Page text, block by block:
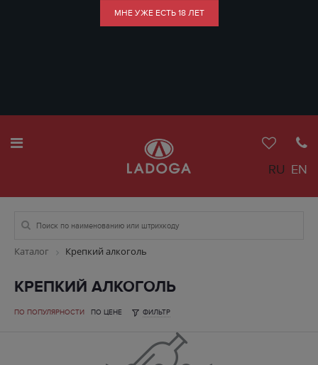
МНЕ УЖЕ ЕСТЬ 18 ЛЕТ
RU EN
Каталог Крепкий алкоголь
КРЕПКИЙ АЛКОГОЛЬ
ПО ПОПУЛЯРНОСТИ ПО ЦЕНЕ ФИЛЬТР